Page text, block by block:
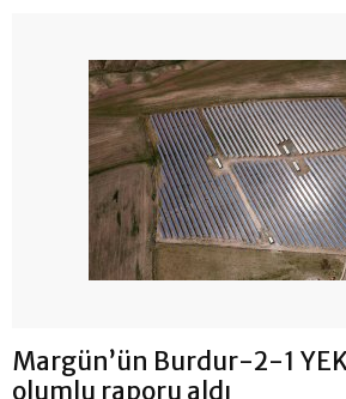
Margün’ün Burdur-2-1
olumlu raporu aldı